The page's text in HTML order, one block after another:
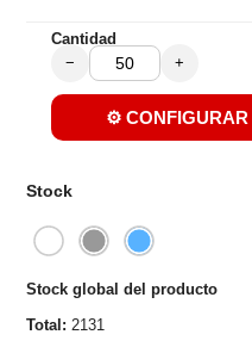
Cantidad
− +
⚙️
Stock
Stock global del producto
Total: 2131